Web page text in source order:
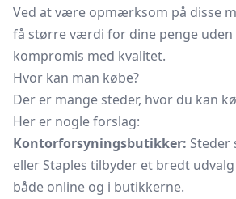
Ved at være opmærksom på disse
få større værdi for dine penge uden
kompromis med kvalitet.
Hvor kan man købe?
Der er mange steder, hvor du kan
Her er nogle forslag:
Kontorforsyningsbutikker: Steder
eller Staples tilbyder et bredt
både online og i butikkerne.